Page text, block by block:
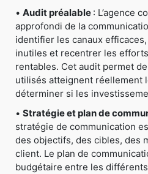
• Audit préalable : L’agence
approfondi de la
identifier les canaux
inutiles et recentrer les
rentables. Cet audit permet
utilisés atteignent réellement
déterminer si les
• Stratégie et plan de
stratégie de communication
des objectifs, des cibles, des
client. Le plan de
budgétaire entre les